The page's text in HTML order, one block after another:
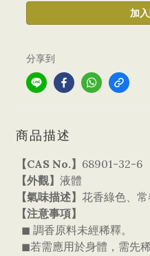
加
分享到
商品描述
【CAS No.】 68901-32-6
【外觀】
【氣味描述】 花香綠色、
【注意事項】
◼ 調香原料未經稀釋。
◼若需應用於身體，需先